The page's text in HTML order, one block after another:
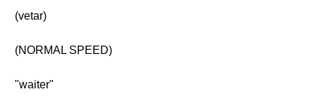
(vetar)
(NORMAL SPEED)
"waiter"